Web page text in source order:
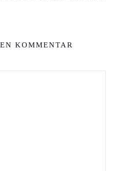
KOMMENTAR